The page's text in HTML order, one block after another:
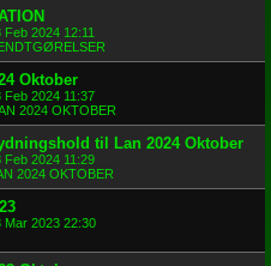
Feb 2024 12:11
Oktober
Feb 2024 11:37
2024 OKTOBER
til Lan 2024 Oktober
Feb 2024 11:29
2024 OKTOBER
Mar 2023 22:30